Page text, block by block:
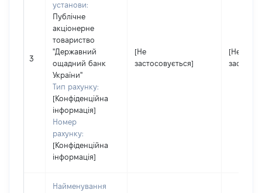
3
установи:
Публічне
акціонерне
товариство
"Державний
ощадний банк
України"
Тип рахунку:
[Конфіденційна
інформація]
Номер
рахунку:
[Конфіденційна
інформація]
[Не
застосовується]
[Не
Найменування